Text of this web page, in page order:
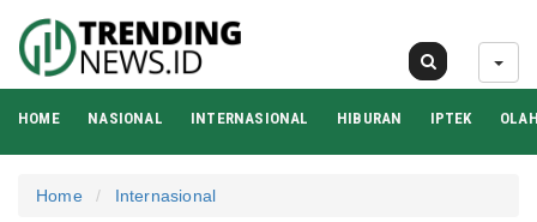
HOME NASIONAL INTERNASIONAL HIBURAN IPTEK
Home Internasional